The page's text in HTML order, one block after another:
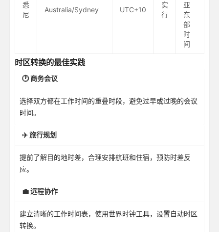
悉
尼
Australia/Sydney UTC+10
实
行
亚
东
部
时
间
时区转换的最佳实践
🕐 商务会议
选择双方都在工作时间的重叠时段，避免过早或过晚的会议
时间。
✈️ 旅行规划
提前了解目的地时差，合理安排航班和住宿，预防时差反
应。
💼 远程协作
建立清晰的工作时间表，使用世界时钟工具，设置自动时区
转换。